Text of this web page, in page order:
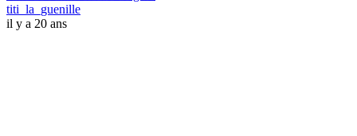
titi_la_guenille
il y a 20 ans